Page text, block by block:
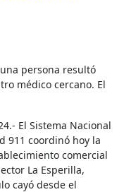
médico cercano. El
El Sistema Nacional
911 coordinó hoy la
comercial
La Esperilla,
cayó desde el